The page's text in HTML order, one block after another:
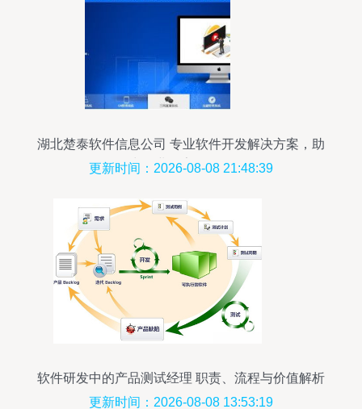
湖北楚泰软件信息公司 专业软件开发解决方案，助
力企业数字化转型
更新时间：2026-08-08 21:48:39
软件研发中的产品测试经理 职责、流程与价值解析
更新时间：2026-08-08 13:53:19